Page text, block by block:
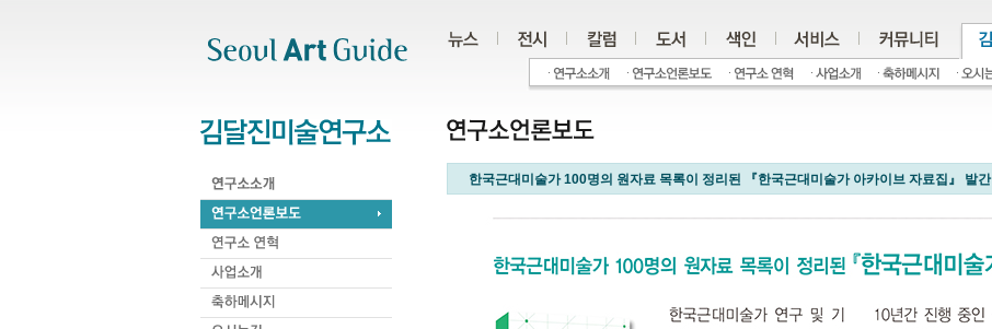
한국근대미술가 100명의 원자료 목록이 정리된 『한국근대미술가 아카이브 자료집』 발간